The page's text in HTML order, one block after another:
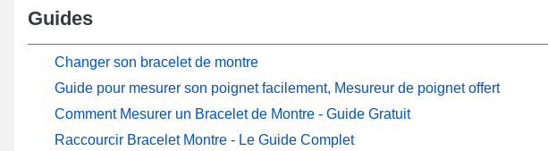
Xiaomi. Le bracelet pour montre Xiaomi se marie harmonieusement à la
Guides
Changer son bracelet de montre
Guide pour mesurer son poignet facilement, Mesureur de poignet offert
Comment Mesurer un Bracelet de Montre - Guide Gratuit
Raccourcir Bracelet Montre - Le Guide Complet